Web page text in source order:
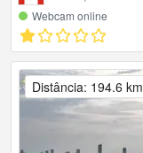
Webcam online
Distância: 194.6 km